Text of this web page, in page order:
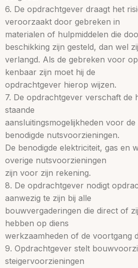
6. De opdrachtgever draagt het
veroorzaakt door gebreken in
materialen of hulpmiddelen die
beschikking zijn gesteld, dan wel
verlangd. Als de gebreken voor
kenbaar zijn moet hij de
opdrachtgever hierop wijzen.
7. De opdrachtgever verschaft de
staande
aansluitingsmogelijkheden voor
benodigde nutsvoorzieningen.
De benodigde elektriciteit, gas en
overige nutsvoorzieningen
zijn voor zijn rekening.
8. De opdrachtgever nodigt
aanwezig te zijn bij alle
bouwvergaderingen die direct of
hebben op diens
werkzaamheden of de voortgang
9. Opdrachtgever stelt
steigervoorzieningen